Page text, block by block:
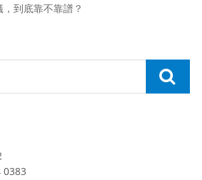
到底靠不靠譜？